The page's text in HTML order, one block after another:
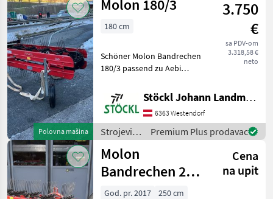
za travu i
/ Molon
Polovna mašina
Molon 180/3
3.750
€
sa PDV-om
3.318,58 €
neto
180 cm
Schöner Molon Bandrechen
180/3 passend zu Aebi
oprema za travu i baliranje
Grablje
Stöckl Johann Landmaschinen GesmbH & Co KG
6363 Westendorf
Strojevi i
oprema
za travu i
baliranje /
Molon
Premium Plus prodavac
Molon
Bandrechen 250
/ 5 reihig
Cena
na upit
God. pr. 2017
250 cm